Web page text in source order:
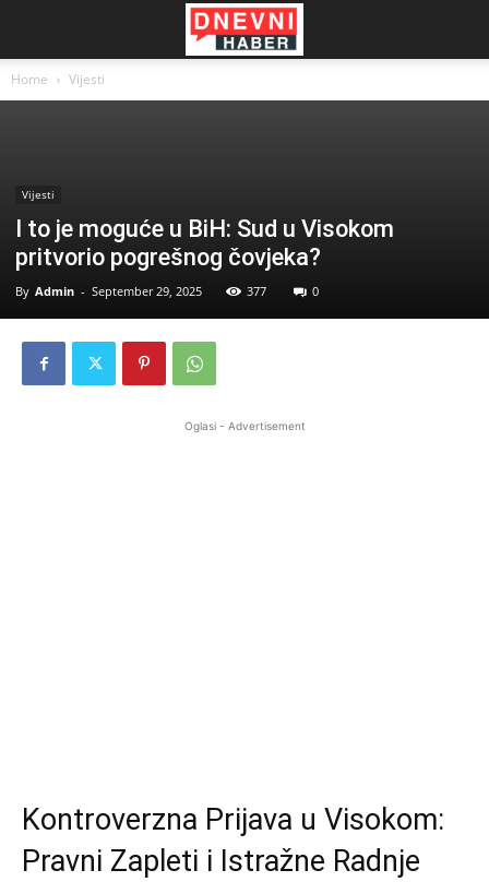
Home Vijesti
Vijesti
I to je moguće u BiH: Sud u Visokom
pritvorio pogrešnog čovjeka?
By Admin - September 29, 2025 377 0
Oglasi - Advertisement
Kontroverzna Prijava u Visokom:
Pravni Zapleti i Istražne Radnje